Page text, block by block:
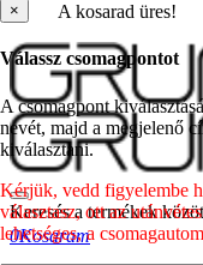
A kosarad üres!
Keresés a termékek
0Kosaram
×
Válassz csomagpontot
A csomagpont
nevét, majd a megjelenő
kiválasztani.
Kérjük, vedd figyelembe
választasz, ott az
lehetséges, a